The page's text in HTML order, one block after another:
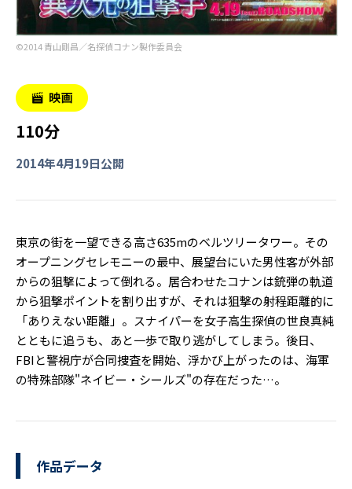
©︎2014 青山剛昌／名探偵コナン製作委員会
110分
2014年4月19日公開
東京の街を一望できる高さ635mのベルツリータワー。その
オープニングセレモニーの最中、展望台にいた男性客が外部
からの狙撃によって倒れる。居合わせたコナンは銃弾の軌道
から狙撃ポイントを割り出すが、それは狙撃の射程距離的に
「ありえない距離」。スナイパーを女子高生探偵の世良真純
とともに追うも、あと一歩で取り逃がしてしまう。後日、
FBIと警視庁が合同捜査を開始、浮かび上がったのは、海軍
の特殊部隊"ネイビー・シールズ"の存在だった…。
作品データ